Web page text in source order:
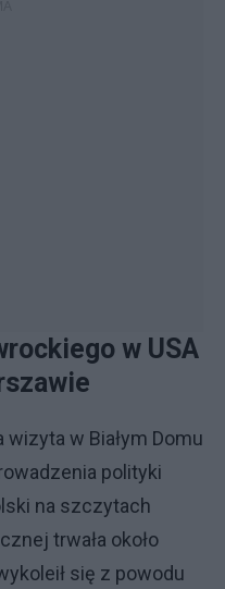
w USA
w Białym Domu
polityki
na szczytach
trwała około
się z powodu